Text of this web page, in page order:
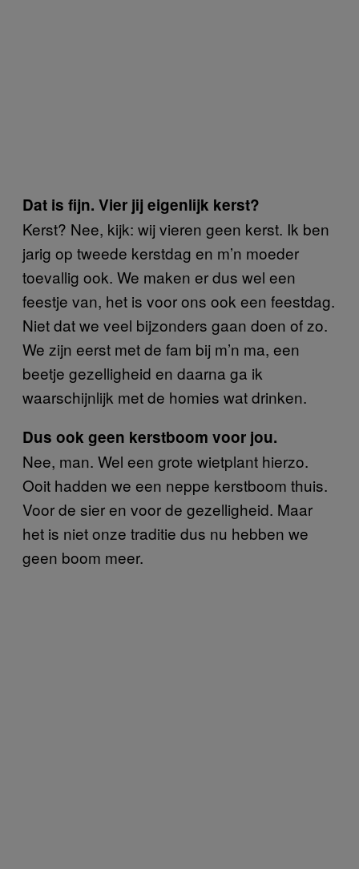
Dat is fijn. Vier jij eigenlijk kerst?
Kerst? Nee, kijk: wij vieren geen kerst. Ik ben
jarig op tweede kerstdag en m’n moeder
toevallig ook. We maken er dus wel een
feestje van, het is voor ons ook een feestdag.
Niet dat we veel bijzonders gaan doen of zo.
We zijn eerst met de fam bij m’n ma, een
beetje gezelligheid en daarna ga ik
waarschijnlijk met de homies wat drinken.
Dus ook geen kerstboom voor jou.
Nee, man. Wel een grote wietplant hierzo.
Ooit hadden we een neppe kerstboom thuis.
Voor de sier en voor de gezelligheid. Maar
het is niet onze traditie dus nu hebben we
geen boom meer.